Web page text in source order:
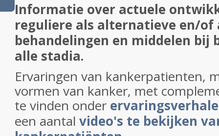
Informatie over actuele
reguliere als alternatieve en/of
behandelingen en middelen bij
alle stadia.
Ervaringen van kankerpatienten,
vormen van kanker, met
te vinden onder
een aantal video's te bekijken